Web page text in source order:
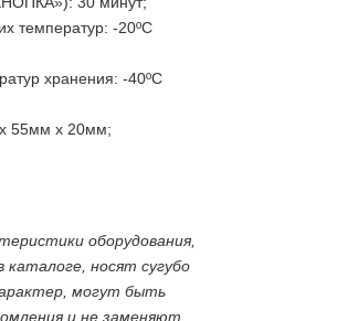
температур: -20ºС
хранения: -40ºС
55мм x 20мм;
оборудования,
каталоге, носят сугубо
могут быть
и не заменяют